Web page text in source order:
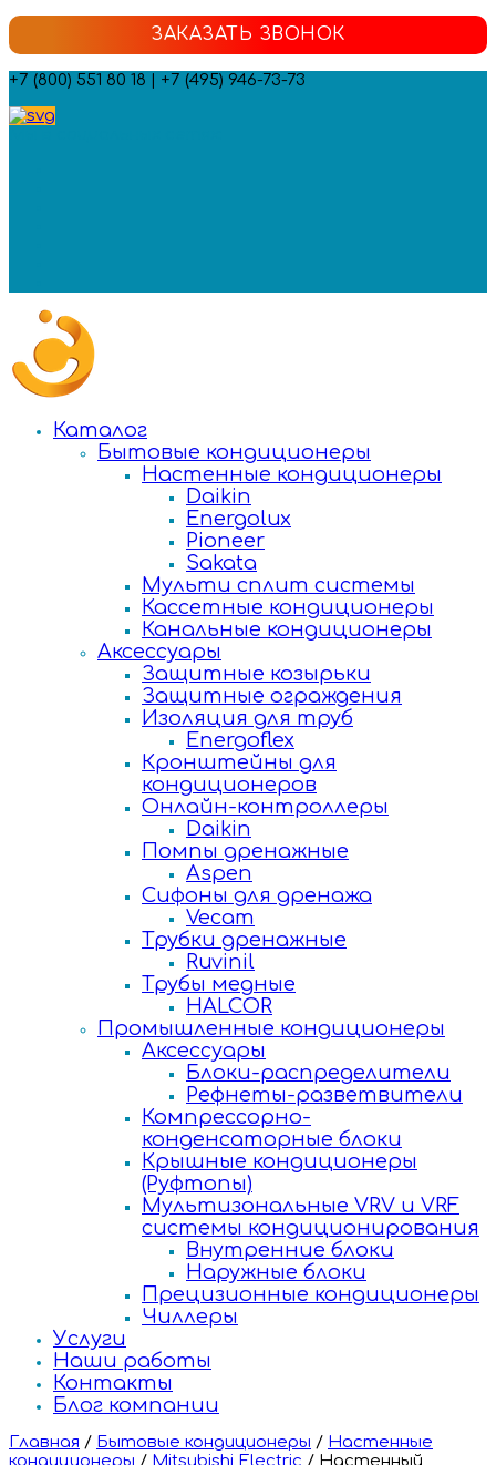
ЗАКАЗАТЬ ЗВОНОК
+7 (800) 551 80 18 | +7 (495) 946-73-73
Каталог
Бытовые кондиционеры
Настенные кондиционеры
Daikin
Energolux
Pioneer
Sakata
Мульти сплит системы
Кассетные кондиционеры
Канальные кондиционеры
Аксессуары
Защитные козырьки
Защитные ограждения
Изоляция для труб
Energoflex
Кронштейны для
кондиционеров
Онлайн-контроллеры
Daikin
Помпы дренажные
Aspen
Сифоны для дренажа
Vecam
Трубки дренажные
Ruvinil
Трубы медные
HALCOR
Промышленные кондиционеры
Аксессуары
Блоки-распределители
Рефнеты-разветвители
Компрессорно-
конденсаторные блоки
Крышные кондиционеры
(Руфтопы)
Мультизональные VRV и VRF
системы кондиционирования
Внутренние блоки
Наружные блоки
Прецизионные кондиционеры
Чиллеры
Услуги
Наши работы
Контакты
Блог компании
Главная / Бытовые кондиционеры / Настенные
кондиционеры / Mitsubishi Electric / Настенный